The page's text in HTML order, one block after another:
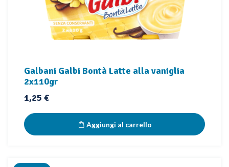
Galbani Galbi Bontà Latte alla vaniglia
2x110gr
Prezzo
1,25 €
Aggiungi al carrello